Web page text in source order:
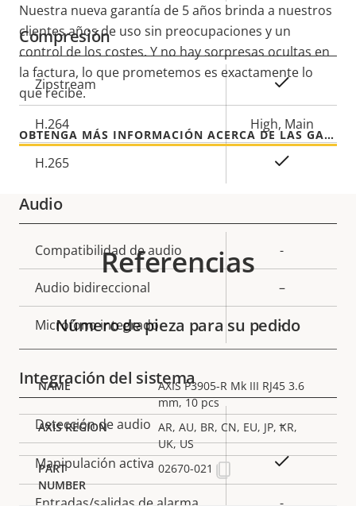
Compresión
Descripción
de
propiedad
Valor de
la
Zipstream Sí
H.264 High, Main
H.265
Audio
Descripción
de
propiedad
Valor de
la
propiedad
Compatibilidad de audio -
Audio bidireccional –
Micrófono integrado -
Integración del sistema
Descripción
de
propiedad
Valor de
la
propiedad
Detección de audio –
Manipulación activa Sí
Nuestra nueva garantía de 5 años brinda a nuestros
clientes años de uso sin preocupaciones y un
control de los costes. Y no hay sorpresas ocultas en
la factura, lo que prometemos es exactamente lo
que recibe.
OBTENGA MÁS INFORMACIÓN ACERCA DE LAS GARANTÍAS DE AXIS
Referencias
Número de pieza para su pedido
AXIS P3905-R Mk III RJ45 3.6
mm, 10 pcs
AR, AU, BR, CN, EU, JP, KR,
UK, US
02670-021